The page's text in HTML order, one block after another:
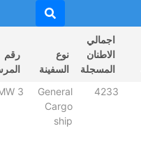
اجمالي
الاطنان
المسجلة
نوع
السفينة
رقم
4233
General
Cargo
ship
3